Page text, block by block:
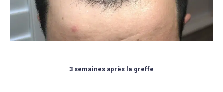
3 semaines après la greffe